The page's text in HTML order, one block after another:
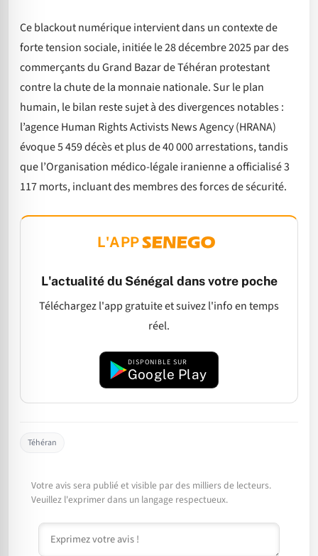
Ce blackout numérique intervient dans un contexte de
forte tension sociale, initiée le 28 décembre 2025 par des
commerçants du Grand Bazar de Téhéran protestant
contre la chute de la monnaie nationale. Sur le plan
humain, le bilan reste sujet à des divergences notables :
l’agence Human Rights Activists News Agency (HRANA)
évoque 5 459 décès et plus de 40 000 arrestations, tandis
que l’Organisation médico-légale iranienne a officialisé 3
117 morts, incluant des membres des forces de sécurité.
L'APP
L'actualité du Sénégal dans votre poche
Téléchargez l'app gratuite et suivez l'info en temps
réel.
DISPONIBLE SUR
Google Play
Téhéran
Votre avis sera publié et visible par des milliers de lecteurs.
Veuillez l'exprimer dans un langage respectueux.
Commentaire